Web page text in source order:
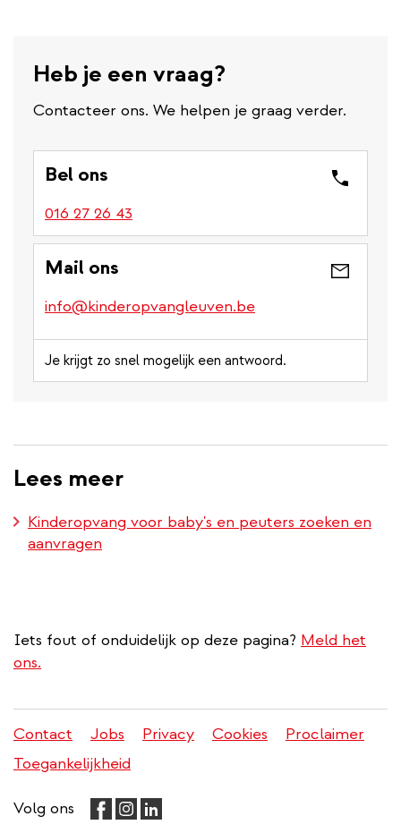
Heb je een vraag?
Contacteer ons. We helpen je graag verder.
Bel ons
016 27 26 43
Mail ons
info@kinderopvangleuven.be
Je krijgt zo snel mogelijk een antwoord.
Lees meer
Kinderopvang voor baby's en peuters zoeken en
aanvragen
Iets fout of onduidelijk op deze pagina? Meld het
ons.
Juridisch
menu
Contact Jobs Privacy Cookies
Proclaimer
Toegankelijkheid
Volg ons